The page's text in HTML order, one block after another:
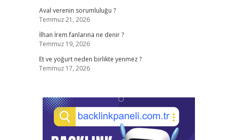
Aval verenin sorumluluğu ?
Temmuz 21, 2026
İlhan İrem fanlarına ne denir ?
Temmuz 19, 2026
Et ve yoğurt neden birlikte yenmez ?
Temmuz 17, 2026